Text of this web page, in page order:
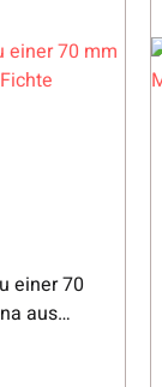
einer 70
aus